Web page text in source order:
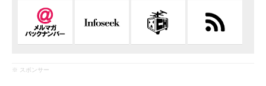
※ スポンサー